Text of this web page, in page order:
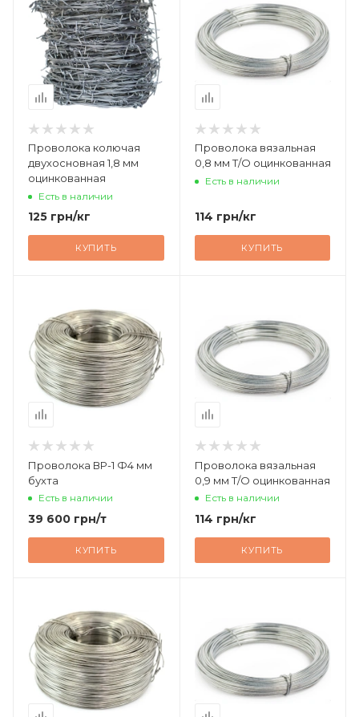
Проволока колючая
двухосновная 1,8 мм
оцинкованная
Есть в наличии
125 грн/кг
КУПИТЬ
Проволока вязальная
0,8 мм Т/О оцинкованная
Есть в наличии
114 грн/кг
КУПИТЬ
Проволока ВР-1 Ф4 мм
бухта
Есть в наличии
39 600 грн/т
КУПИТЬ
Проволока вязальная
0,9 мм Т/О оцинкованная
Есть в наличии
114 грн/кг
КУПИТЬ